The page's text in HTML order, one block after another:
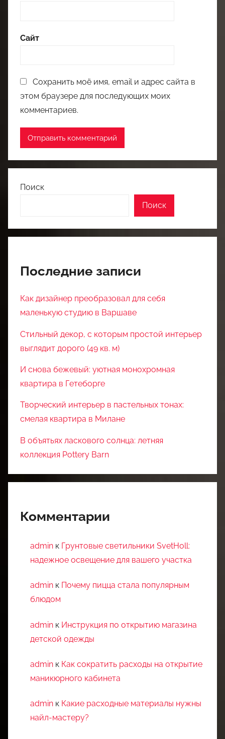
Сайт
Сохранить моё имя, email и адрес сайта в
этом браузере для последующих моих
комментариев.
Поиск
Поиск
Последние записи
Как дизайнер преобразовал для себя
маленькую студию в Варшаве
Стильный декор, с которым простой интерьер
выглядит дорого (49 кв. м)
И снова бежевый: уютная монохромная
квартира в Гетеборге
Творческий интерьер в пастельных тонах:
смелая квартира в Милане
В объятьях ласкового солнца: летняя
коллекция Pottery Barn
Комментарии
admin к Грунтовые светильники SvetHoll:
надежное освещение для вашего участка
admin к Почему пицца стала популярным
блюдом
admin к Инструкция по открытию магазина
детской одежды
admin к Как сократить расходы на открытие
маникюрного кабинета
admin к Какие расходные материалы нужны
найл-мастеру?